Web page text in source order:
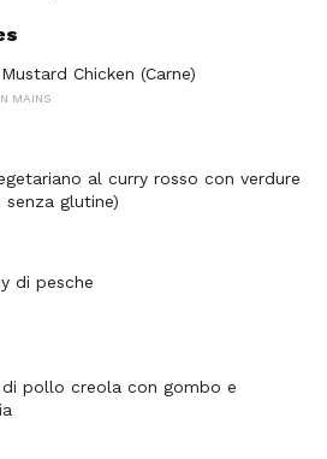
Chicken (Carne)
MAINS
al curry rosso con verdure
senza glutine)
di pesche
di pollo creola con gombo e